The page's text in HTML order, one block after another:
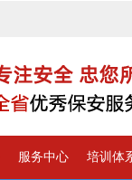
服务中心 培训体